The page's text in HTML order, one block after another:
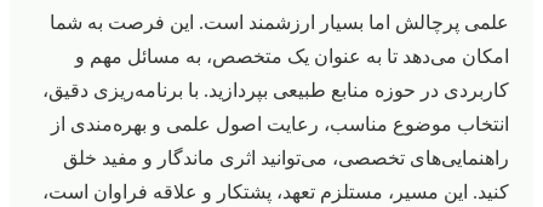
علمی پرچالش اما بسیار ارزشمند است. این فرصت به شما
امکان می‌دهد تا به عنوان یک متخصص، به مسائل مهم و
کاربردی در حوزه منابع طبیعی بپردازید. با برنامه‌ریزی دقیق،
انتخاب موضوع مناسب، رعایت اصول علمی و بهره‌مندی از
راهنمایی‌های تخصصی، می‌توانید اثری ماندگار و مفید خلق
کنید. این مسیر، مستلزم تعهد، پشتکار و علاقه فراوان است،